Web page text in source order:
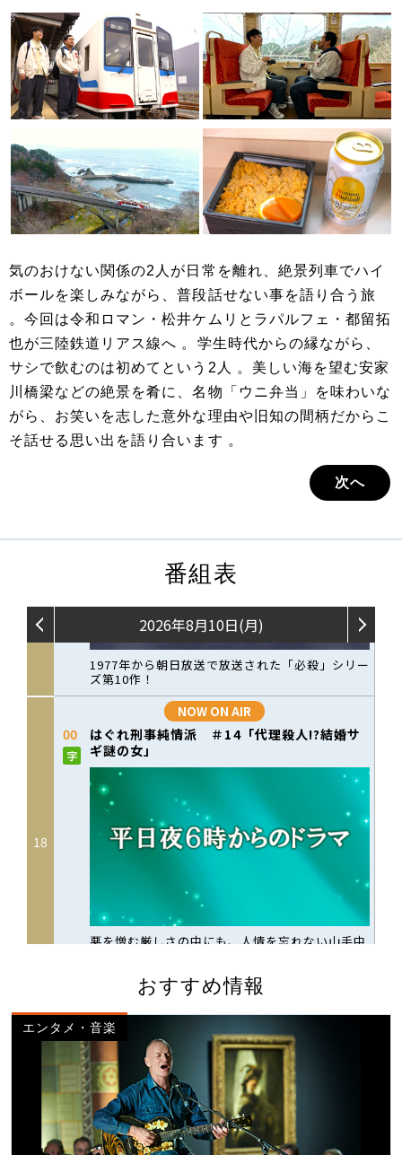
気のおけない関係の2人が日常を離れ、絶景列車でハイ
ボールを楽しみながら、普段話せない事を語り合う旅
。今回は令和ロマン・松井ケムリとラパルフェ・都留拓
也が三陸鉄道リアス線へ 。学生時代からの縁ながら、
サシで飲むのは初めてという2人 。美しい海を望む安家
川橋梁などの絶景を肴に、名物「ウニ弁当」を味わいな
がら、お笑いを志した意外な理由や旧知の間柄だからこ
そ話せる思い出を語り合います 。
次へ
番組表
おすすめ情報
エンタメ・音楽